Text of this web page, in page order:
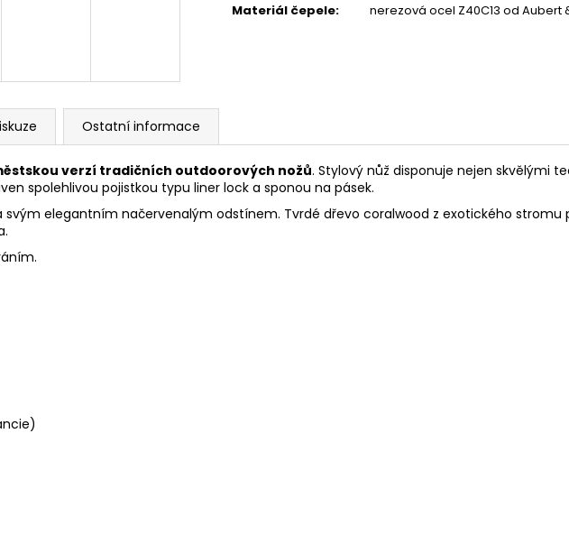
Materiál čepele: nerezová ocel Z40C13 od Aubert
Ostatní informace
verzí tradičních outdoorových nožů. Stylový nůž disponuje nejen skvělými
spolehlivou pojistkou typu liner lock a sponou na pásek.
svým elegantním načervenalým odstínem. Tvrdé dřevo coralwood z exotického stromu